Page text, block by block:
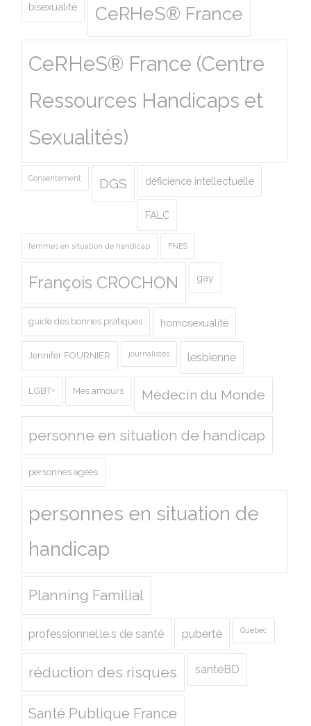
bisexualité CeRHeS® France
CeRHeS® France (Centre
Ressources Handicaps et
Sexualités)
Consentement DGS déficience intellectuelle
FALC
femmes en situation de handicap FNES
François CROCHON gay
guide des bonnes pratiques homosexualité
Jennifer FOURNIER journalistes lesbienne
LGBT+ Mes amours Médecin du Monde
personne en situation de handicap
personnes agées
personnes en situation de
handicap
Planning Familial
professionnel.le.s de santé puberté Quebec
réduction des risques santéBD
Santé Publique France